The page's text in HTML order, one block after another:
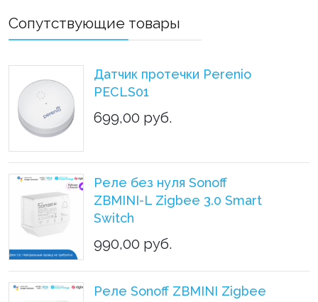
Сопутствующие товары
Датчик протечки Perenio
PECLS01
699,00 руб.
Реле без нуля Sonoff
ZBMINI-L Zigbee 3.0 Smart
Switch
990,00 руб.
Реле Sonoff ZBMINI Zigbee